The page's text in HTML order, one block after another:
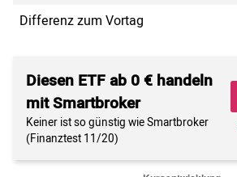
Differenz zum Vortag
Diesen ETF ab 0 € handeln
mit Smartbroker
Keiner ist so günstig wie Smartbroker
(Finanztest 11/20)